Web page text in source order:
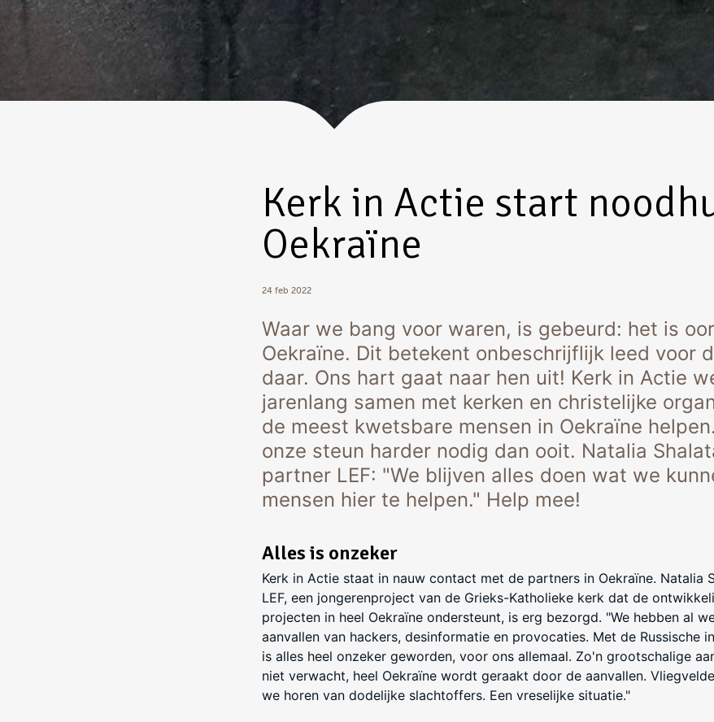
Kerk in Actie start
Oekraïne
24 feb 2022
Waar we bang voor waren, is gebeurd: het is
Oekraïne. Dit betekent onbeschrijflijk leed voor
daar. Ons hart gaat naar hen uit! Kerk in Actie
jarenlang samen met kerken en christelijke
de meest kwetsbare mensen in Oekraïne
onze steun harder nodig dan ooit. Natalia
partner LEF: "We blijven alles doen wat we
mensen hier te helpen." Help mee!
Alles is onzeker
Kerk in Actie staat in nauw contact met de partners in Oekraïne. Natalia
LEF, een jongerenproject van de Grieks-Katholieke kerk dat de
projecten in heel Oekraïne ondersteunt, is erg bezorgd. "We hebben al
aanvallen van hackers, desinformatie en provocaties. Met de Russische
is alles heel onzeker geworden, voor ons allemaal. Zo'n grootschalige
niet verwacht, heel Oekraïne wordt geraakt door de aanvallen.
we horen van dodelijke slachtoffers. Een vreselijke situatie."